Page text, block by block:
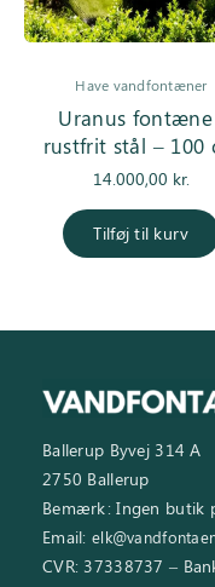
Have vandfontæner
Uranus
rustfrit stål – 100
14.000,00 kr.
Tilføj til kurv
Ballerup Byvej 314 A
2750 Ballerup
Bemærk: Ingen butik
Email:
CVR: 37338737 –